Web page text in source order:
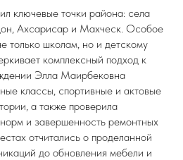
ключевые точки района: села
Ахсарисар и Махческ. Особое
только школам, но и детскому
комплексный подход к
Элла Маирбековна
классы, спортивные и актовые
а также проверила
и завершенность ремонтных
отчитались о проделанной
до обновления мебели и